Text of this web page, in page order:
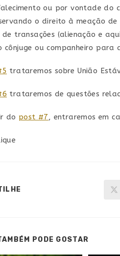
ou por vontade do
o direito à meação
de transações (alienação e
cônjuge ou companheiro para
trataremos sobre União
trataremos de questões
do post #7, entraremos em
PODE GOSTAR